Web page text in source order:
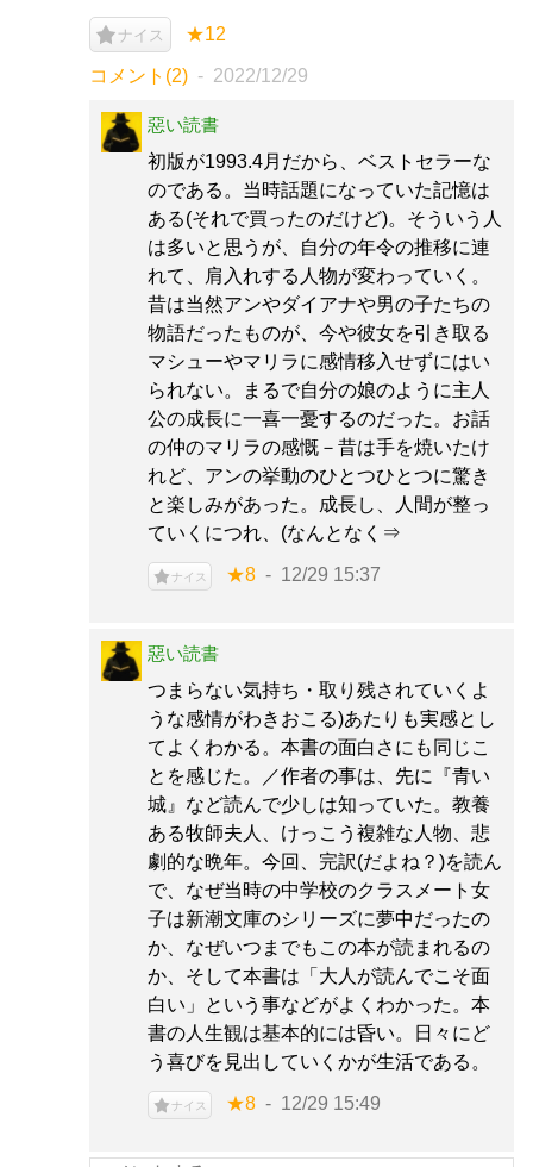
ナイス ★12
コメント(2) 2022/12/29
惡い読書
初版が1993.4月だから、ベストセラーな
のである。当時話題になっていた記憶は
ある(それで買ったのだけど)。そういう人
は多いと思うが、自分の年令の推移に連
れて、肩入れする人物が変わっていく。
昔は当然アンやダイアナや男の子たちの
物語だったものが、今や彼女を引き取る
マシューやマリラに感情移入せずにはい
られない。まるで自分の娘のように主人
公の成長に一喜一憂するのだった。お話
の仲のマリラの感慨－昔は手を焼いたけ
れど、アンの挙動のひとつひとつに驚き
と楽しみがあった。成長し、人間が整っ
ていくにつれ、(なんとなく⇒
ナイス ★8 12/29 15:37
惡い読書
つまらない気持ち・取り残されていくよ
うな感情がわきおこる)あたりも実感とし
てよくわかる。本書の面白さにも同じこ
とを感じた。／作者の事は、先に『青い
城』など読んで少しは知っていた。教養
ある牧師夫人、けっこう複雑な人物、悲
劇的な晩年。今回、完訳(だよね？)を読ん
で、なぜ当時の中学校のクラスメート女
子は新潮文庫のシリーズに夢中だったの
か、なぜいつまでもこの本が読まれるの
か、そして本書は「大人が読んでこそ面
白い」という事などがよくわかった。本
書の人生観は基本的には昏い。日々にど
う喜びを見出していくかが生活である。
ナイス ★8 12/29 15:49